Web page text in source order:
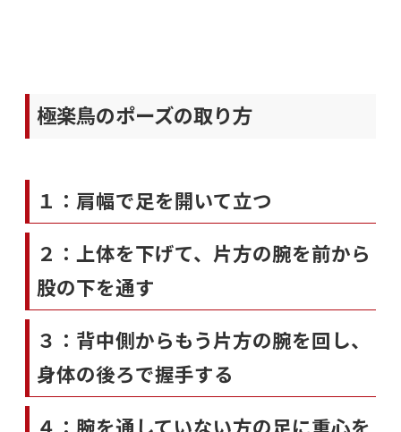
極楽鳥のポーズの取り方
１：肩幅で足を開いて立つ
２：上体を下げて、片方の腕を前から
股の下を通す
３：背中側からもう片方の腕を回し、
身体の後ろで握手する